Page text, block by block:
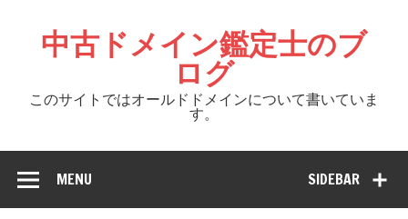
中古ドメイン鑑定士のブ
ログ
このサイトではオールドドメインについて書いていま
す。
SIDEBAR
MENU